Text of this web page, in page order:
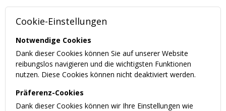
Cookie-Einstellungen
Notwendige Cookies
Dank dieser Cookies können Sie auf unserer Website
reibungslos navigieren und die wichtigsten Funktionen
nutzen. Diese Cookies können nicht deaktiviert werden.
Präferenz-Cookies
Dank dieser Cookies können wir Ihre Einstellungen wie